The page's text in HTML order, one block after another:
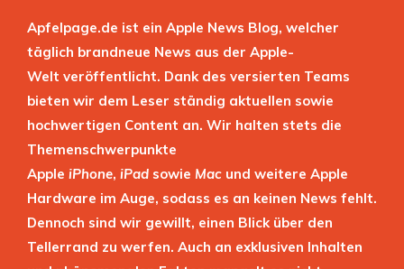
Apfelpage.de ist ein Apple News Blog, welcher
täglich brandneue News aus der Apple-
Welt veröffentlicht. Dank des versierten Teams
bieten wir dem Leser ständig aktuellen sowie
hochwertigen Content an. Wir halten stets die
Themenschwerpunkte
Apple iPhone, iPad sowie Mac und weitere Apple
Hardware im Auge, sodass es an keinen News fehlt.
Dennoch sind wir gewillt, einen Blick über den
Tellerrand zu werfen. Auch an exklusiven Inhalten